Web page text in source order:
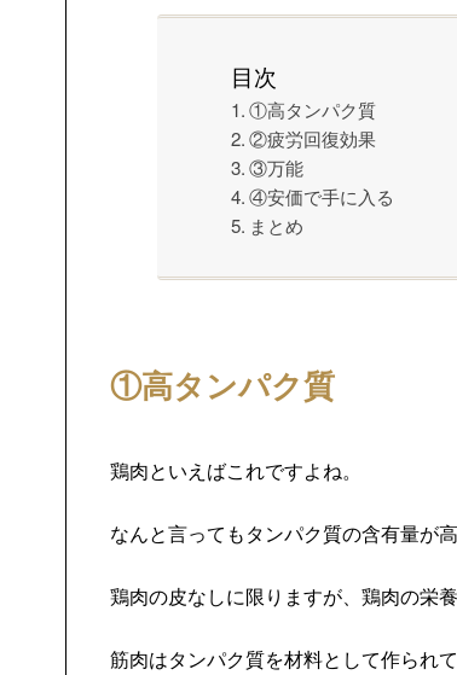
目次
①高タンパク質
②疲労回復効果
③万能
④安価で手に入る
まとめ
①高タンパク質
鶏肉といえばこれですよね。
なんと言ってもタンパク質の含有量が高
鶏肉の皮なしに限りますが、鶏肉の栄
筋肉はタンパク質を材料として作られ